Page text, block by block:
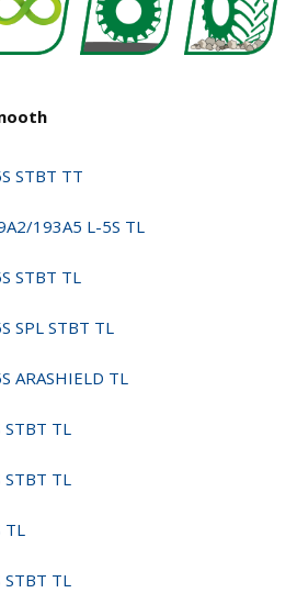
STBT TT
193A5 L-5S TL
STBT TL
SPL STBT TL
ARASHIELD TL
TL
TL
TL
TL